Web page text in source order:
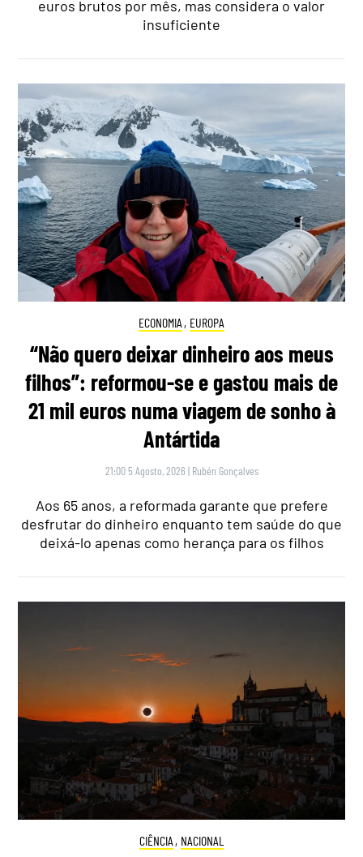
euros brutos por mês, mas considera o valor
insuficiente
ECONOMIA , EUROPA
“Não quero deixar dinheiro aos meus
filhos”: reformou-se e gastou mais de
21 mil euros numa viagem de sonho à
Antártida
21:00 5 Agosto, 2026 | Rubén Gonçalves
Aos 65 anos, a reformada garante que prefere
desfrutar do dinheiro enquanto tem saúde do que
deixá-lo apenas como herança para os filhos
CIÊNCIA , NACIONAL